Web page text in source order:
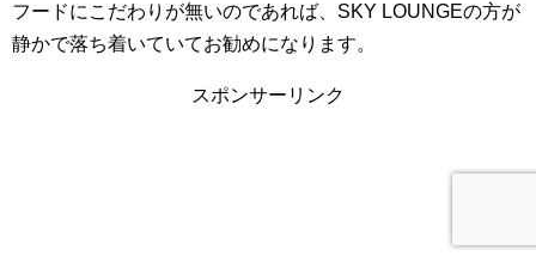
フードにこだわりが無いのであれば、SKY LOUNGEの方が
静かで落ち着いていてお勧めになります。
スポンサーリンク